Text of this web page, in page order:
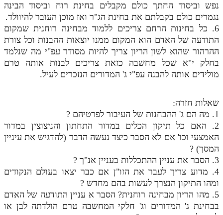
נפש וביסוד החתך כולם מקבלים בחינת רוח וביסוד הבינה
נגמרים כולם בקבלתם את בחינת הג"ר ואז מוכן העובר להיוולד.
6. כל בחינות הרחם צריכים ללמוד מבחינה רוחנית שמקום
התודעה של האדם הוא המקום ממנו יוצאות ההבנות וכל צורת
ההרהור שהוא לשון הריון צריך להיות מסודר עפ"י מה שנלמד
בחלק י"א שכל מחשבה כזאת צריכים לבנות אותה טרם
מולידים אותה להבנה עפ"י ג' המדורים הנזכרים לעיל.
שאלות חזרה:
1. מה הם ג' ההבחנות של העיבור לפרטיהם ?
2. האם כל תיקון הכלים במדור התחתון והניצוצין במדור
האמצעי וכו' אם לא הסבר כיצד נעשה הדבר (להדגיש את עיניין
המסך) ?
3. הסבר את עניין ההתכללות בעניין אנ"ך ?
4. מדוע צריך לעבר את הזו"ן אם כבר יצאו בעולם הנקודים
ומהו התיקון הנצרך לעשות בהם מחדש ?
5. מהו הריון מבחינה רוחנית? הסבר א עניין התודעה של האדם
בבחינת ג' המדורים וג' חלקי המחשבה טרם הולדתה לבן או